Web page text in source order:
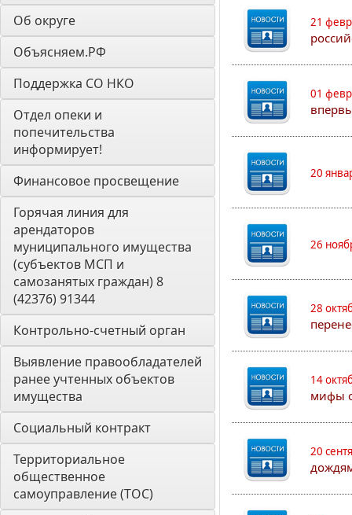
Об округе
Объясняем.РФ
Поддержка СО НКО
Отдел опеки и
попечительства
информирует!
Финансовое просвещение
Горячая линия для
арендаторов
муниципального имущества
(субъектов МСП и
самозанятых граждан) 8
(42376) 91344
Контрольно-счетный орган
Выявление правообладателей
ранее учтенных объектов
имущества
Социальный контракт
Территориальное
общественное
самоуправление (ТОС)
21
01
20
26
28
14
мифы
20